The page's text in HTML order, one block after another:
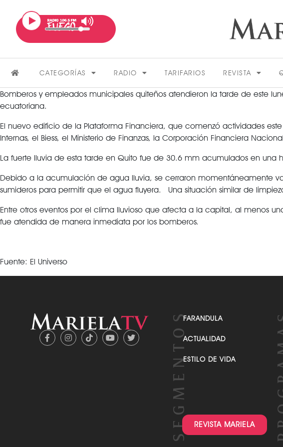
CATEGORÍAS RADIO TARIFARIOS REVISTA
FARÁNDULA
VER MÁS
Bomberos y empleados municipales quiteños atendieron la tarde de este
ecuatoriana.
El nuevo edificio de la Plataforma Financiera, que comenzó actividades
Internas, el Biess, el Ministerio de Finanzas, la Corporación Financiera
La fuerte lluvia de esta tarde en Quito fue de 30.6 mm acumulados en
Debido a la acumulación de agua lluvia, se cerraron momentáneamente
sumideros para permitir que el agua fluyera. Una situación similar de
Entre otros eventos por el clima lluvioso que afecta a la capital, al menos
fue atendida de manera inmediata por los bomberos.
Fuente: El Universo
FARANDULA
ACTUALIDAD
ESTILO DE VIDA
REVISTA MARIELA